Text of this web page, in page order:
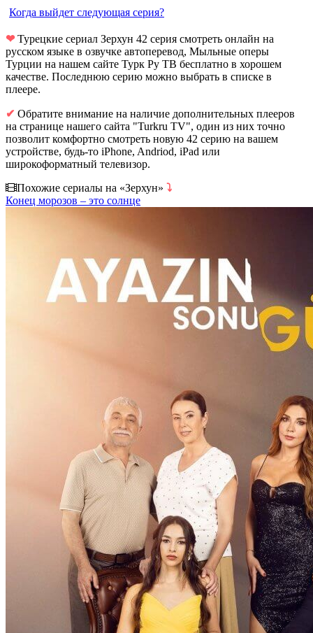
Когда выйдет следующая серия?
❤Турецкие сериал Зерхун 42 серия смотреть онлайн на
русском языке в озвучке автоперевод, Мыльные оперы
Турции на нашем сайте Турк Ру ТВ бесплатно в хорошем
качестве. Последнюю серию можно выбрать в списке в
плеере.
✔ Обратите внимание на наличие дополнительных плееров
на странице нашего сайта "Turkru TV", один из них точно
позволит комфортно смотреть новую 42 серию на вашем
устройстве, будь-то iPhone, Andriod, iPad или
широкоформатный телевизор.
Похожие сериалы на «Зерхун» ⤵
Конец морозов – это солнце